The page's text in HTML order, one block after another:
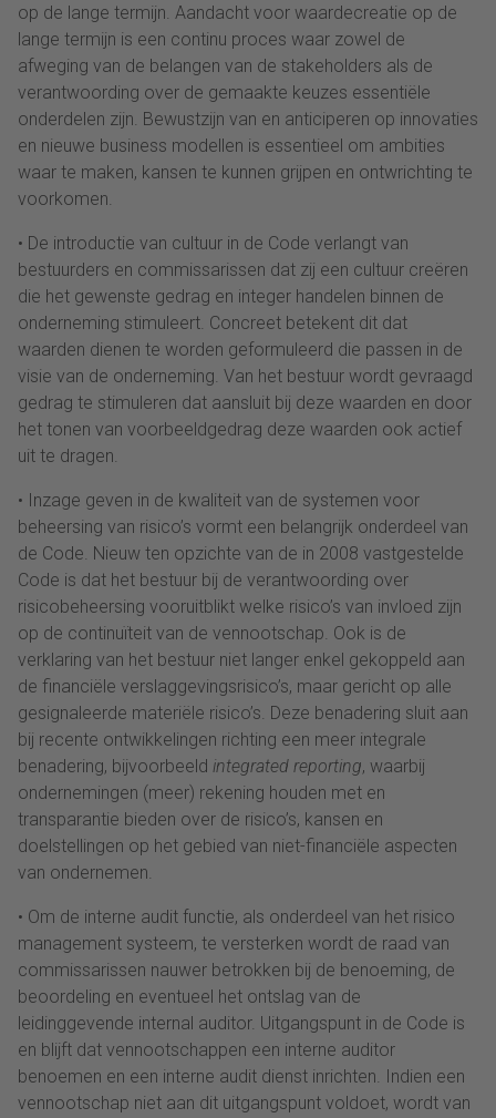
op de lange termijn. Aandacht voor waardecreatie op de
lange termijn is een continu proces waar zowel de
afweging van de belangen van de stakeholders als de
verantwoording over de gemaakte keuzes essentiële
onderdelen zijn. Bewustzijn van en anticiperen op innovaties
en nieuwe business modellen is essentieel om ambities
waar te maken, kansen te kunnen grijpen en ontwrichting te
voorkomen.
• De introductie van cultuur in de Code verlangt van
bestuurders en commissarissen dat zij een cultuur creëren
die het gewenste gedrag en integer handelen binnen de
onderneming stimuleert. Concreet betekent dit dat
waarden dienen te worden geformuleerd die passen in de
visie van de onderneming. Van het bestuur wordt gevraagd
gedrag te stimuleren dat aansluit bij deze waarden en door
het tonen van voorbeeldgedrag deze waarden ook actief
uit te dragen.
• Inzage geven in de kwaliteit van de systemen voor
beheersing van risico’s vormt een belangrijk onderdeel van
de Code. Nieuw ten opzichte van de in 2008 vastgestelde
Code is dat het bestuur bij de verantwoording over
risicobeheersing vooruitblikt welke risico’s van invloed zijn
op de continuïteit van de vennootschap. Ook is de
verklaring van het bestuur niet langer enkel gekoppeld aan
de financiële verslaggevingsrisico’s, maar gericht op alle
gesignaleerde materiële risico’s. Deze benadering sluit aan
bij recente ontwikkelingen richting een meer integrale
benadering, bijvoorbeeld integrated reporting, waarbij
ondernemingen (meer) rekening houden met en
transparantie bieden over de risico’s, kansen en
doelstellingen op het gebied van niet-financiële aspecten
van ondernemen.
• Om de interne audit functie, als onderdeel van het risico
management systeem, te versterken wordt de raad van
commissarissen nauwer betrokken bij de benoeming, de
beoordeling en eventueel het ontslag van de
leidinggevende internal auditor. Uitgangspunt in de Code is
en blijft dat vennootschappen een interne auditor
benoemen en een interne audit dienst inrichten. Indien een
vennootschap niet aan dit uitgangspunt voldoet, wordt van